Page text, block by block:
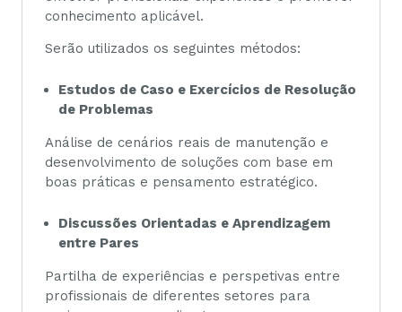
conhecimento aplicável.
Serão utilizados os seguintes métodos:
Estudos de Caso e Exercícios de Resolução
de Problemas
Análise de cenários reais de manutenção e
desenvolvimento de soluções com base em
boas práticas e pensamento estratégico.
Discussões Orientadas e Aprendizagem
entre Pares
Partilha de experiências e perspetivas entre
profissionais de diferentes setores para